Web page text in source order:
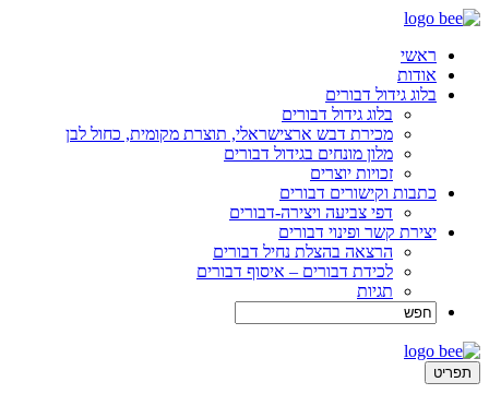
ראשי
אודות
בלוג גידול דבורים
בלוג גידול דבורים
מכירת דבש ארצישראלי, תוצרת מקומית, כחול לבן
מלון מונחים בגידול דבורים
זכויות יוצרים
כתבות וקישורים דבורים
דפי צביעה ויצירה-דבורים
יצירת קשר ופינוי דבורים
הרצאה בהצלת נחיל דבורים
לכידת דבורים – איסוף דבורים
תגיות
תפריט